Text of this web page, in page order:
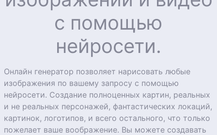
с помощью
нейросети.
Онлайн генератор позволяет нарисовать любые
изображения по вашему запросу с помощью
нейросети. Создание полноценных картин, реальных
и не реальных персонажей, фантастических локаций,
картинок, логотипов, и всего остального, что только
пожелает ваше воображение. Вы можете создавать